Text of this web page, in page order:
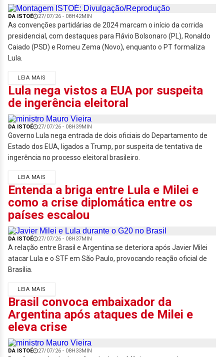
DA ISTOÉ 27/07/26 - 08H42MIN
As convenções partidárias de 2024 marcam o início da corrida
presidencial, com destaques para Flávio Bolsonaro (PL), Ronaldo
Caiado (PSD) e Romeu Zema (Novo), enquanto o PT formaliza
Lula.
LEIA MAIS
Lula nega vistos a EUA por suspeita
de ingerência eleitoral
DA ISTOÉ 27/07/26 - 08H39MIN
Governo Lula nega entrada de dois oficiais do Departamento de
Estado dos EUA, ligados a Trump, por suspeita de tentativa de
ingerência no processo eleitoral brasileiro.
LEIA MAIS
Entenda a briga entre Lula e Milei e
como a crise diplomática entre os
países escalou
DA ISTOÉ 27/07/26 - 08H37MIN
A relação entre Brasil e Argentina se deteriora após Javier Milei
atacar Lula e o STF em São Paulo, provocando reação oficial de
Brasília.
LEIA MAIS
Brasil convoca embaixador da
Argentina após ataques de Milei e
eleva crise
DA ISTOÉ 27/07/26 - 08H33MIN